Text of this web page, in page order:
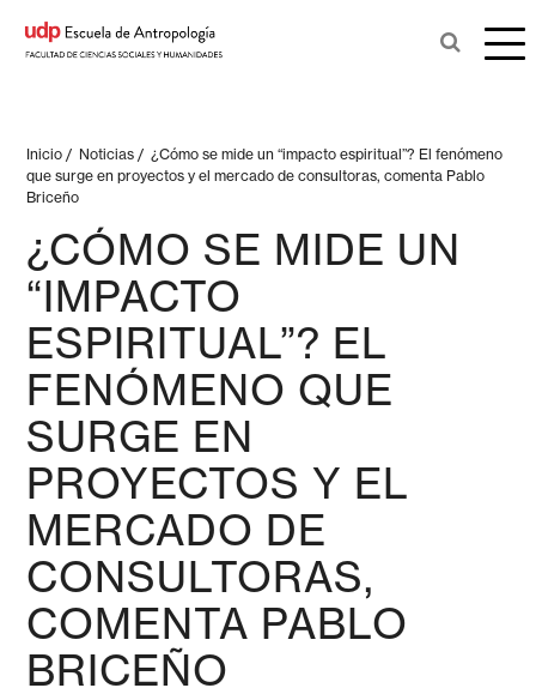
Inicio / Noticias / ¿Cómo se mide un “impacto espiritual”? El fenómeno
que surge en proyectos y el mercado de consultoras, comenta Pablo
Briceño
¿CÓMO SE MIDE UN
“IMPACTO
ESPIRITUAL”? EL
FENÓMENO QUE
SURGE EN
PROYECTOS Y EL
MERCADO DE
CONSULTORAS,
COMENTA PABLO
BRICEÑO